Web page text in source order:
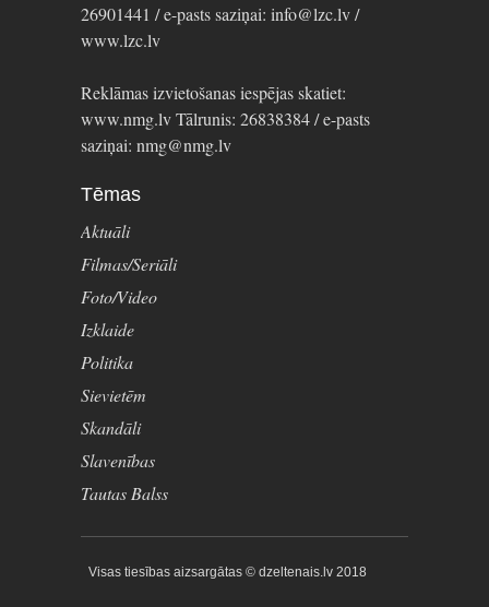
26901441 / e-pasts saziņai: info@lzc.lv /
www.lzc.lv
Reklāmas izvietošanas iespējas skatiet:
www.nmg.lv Tālrunis: 26838384 / e-pasts
saziņai: nmg@nmg.lv
Tēmas
Aktuāli
Filmas/Seriāli
Foto/Video
Izklaide
Politika
Sievietēm
Skandāli
Slavenības
Tautas Balss
Visas tiesības aizsargātas © dzeltenais.lv 2018